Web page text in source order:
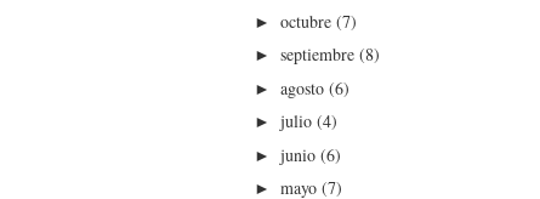
►octubre(7)
►septiembre(8)
►agosto(6)
►julio(4)
►junio(6)
►mayo(7)